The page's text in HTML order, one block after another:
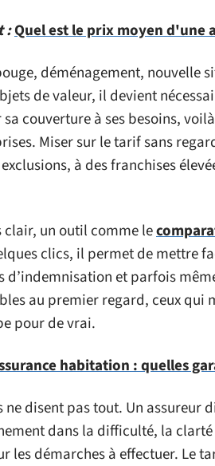
:Quel est le prix moyen d'une
déménagement,
de valeur, il devient
sa couverture à ses besoins,
Miser sur le tarif sans
exclusions, à des franchises
clair, un outil comme le
clics, il permet de mettre
et parfois
au premier regard, ceux qui
pour de vrai.
habitation : quelles
ne disent pas tout. Un assureur
dans la difficulté, la
les démarches à effectuer. Le